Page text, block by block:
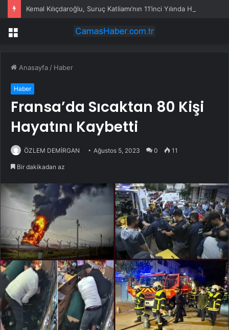
Menü
Anasayfa / Haber
Haber
Fransa’da Sıcaktan 80 Kişi
Hayatını Kaybetti
ÖZLEM DEMİRGAN Ağustos 5, 2023 0 11
Bir dakikadan az